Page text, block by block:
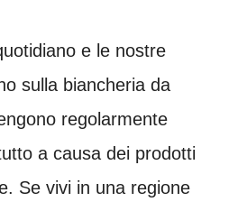
e le nostre
sulla biancheria da
regolarmente
a causa dei prodotti
Se vivi in ​​una regione